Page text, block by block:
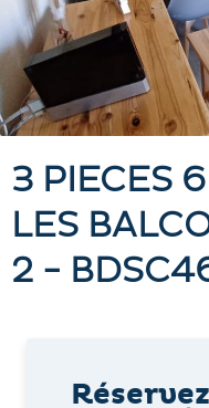
3 PIECES
LES
2 -
Réservez